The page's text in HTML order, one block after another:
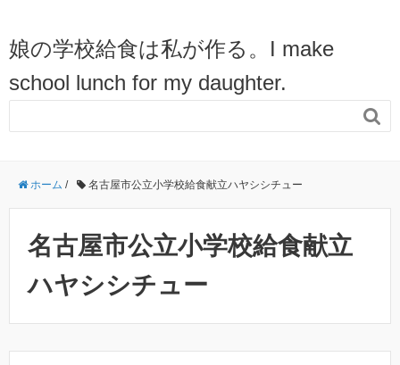
娘の学校給食は私が作る。I make
school lunch for my daughter.

ホーム / 名古屋市公立小学校給食献立ハヤシシチュー
名古屋市公立小学校給食献立
ハヤシシチュー